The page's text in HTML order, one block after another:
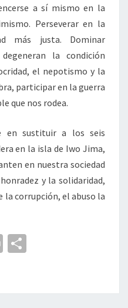
a sí mismo en la
Perseverar en la
más justa. Dominar
la condición
el nepotismo y la
participar en la guerra
que nos rodea.
en sustituir a los seis
en la isla de Iwo Jima,
en nuestra sociedad
y la solidaridad,
la corrupción, el abuso la
Pr
p